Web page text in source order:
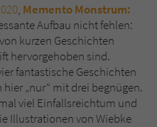
, Memento Monstrum:
Aufbau nicht fehlen:
kurzen Geschichten
hervorgehoben sind.
fantastische Geschichten
„nur“ mit drei begnügen.
viel Einfallsreichtum und
Illustrationen von Wiebke